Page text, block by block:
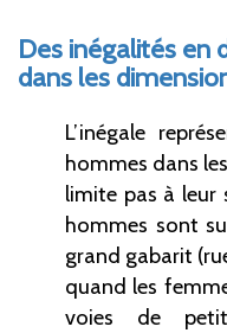
Des inégalités en
dans les
L’inégale
hommes dans
limite pas à leur
hommes sont
grand gabarit
quand les
voies de